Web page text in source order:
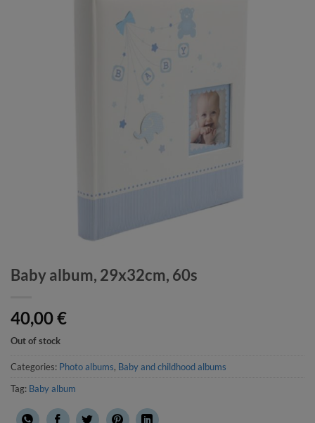
Baby album, 29x32cm, 60s
40,00€
Out of stock
Categories: Photo albums, Baby and childhood albums
Tag: Baby album